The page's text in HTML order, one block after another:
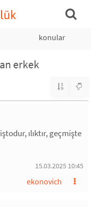
konular
erkek
ılıktır, geçmişte
15.03.2025 10:45
ekonovich